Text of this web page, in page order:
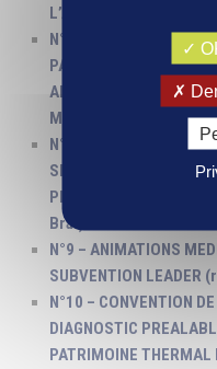
L’AVANT-PROJET
N°7 – SPORT –
PARC OMNISPORTS
APPROBATION DE
M. Jean-Sébastien
N°8 – SPORT /
SPORTIF DE PLEINE
PROGRAMME DE
Brat)
N°9 – ANIMATIONS
SUBVENTION
N°10 – CONVENTION
DIAGNOSTIC
PATRIMOINE THERMAL